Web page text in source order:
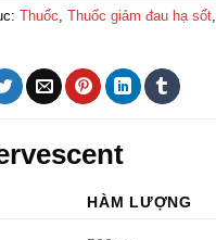
Thuốc, Thuốc giảm đau hạ sốt,
HÀM LƯỢNG